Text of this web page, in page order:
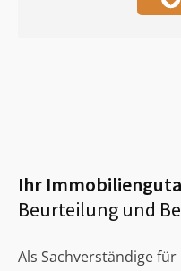
Ihr
Beurteilung und
Als Sachverständige